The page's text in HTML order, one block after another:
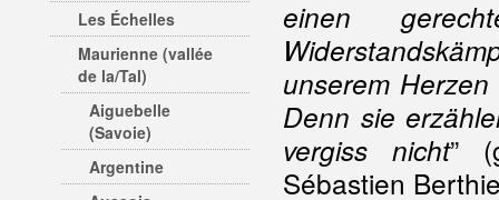
Les Échelles
Maurienne (vallée
de la/Tal)
Aiguebelle
(Savoie)
Argentine
einen
unserem
Denn sie
vergiss nicht”
Sébastien